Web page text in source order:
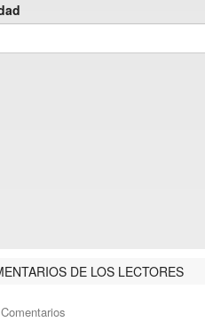
DE LOS LECTORES